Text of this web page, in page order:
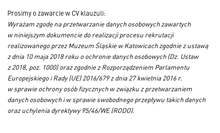
Prosimy o zawarcie w CV klauzuli:
Wyrażam zgodę na przetwarzanie danych osobowych zawartych
w niniejszym dokumencie do realizacji procesu rekrutacji
realizowanego przez Muzeum Śląskie w Katowicach zgodnie z ustawą
z dnia 10 maja 2018 roku o ochronie danych osobowych (Dz. Ustaw
z 2018, poz. 1000) oraz zgodnie z Rozporządzeniem Parlamentu
Europejskiego i Rady (UE) 2016/679 z dnia 27 kwietnia 2016 r.
w sprawie ochrony osób fizycznych w związku z przetwarzaniem
danych osobowych i w sprawie swobodnego przepływu takich danych
oraz uchylenia dyrektywy 95/46/WE (RODO).